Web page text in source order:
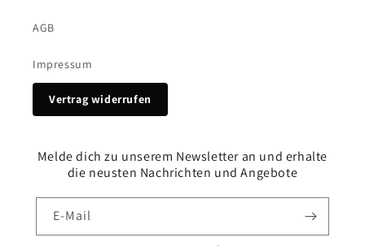
AGB
Impressum
Vertrag widerrufen
Melde dich zu unserem Newsletter an und erhalte
die neusten Nachrichten und Angebote
E-Mail